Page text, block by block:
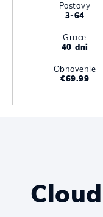
Postavy
3-64
Grace
40 dni
Obnovenie
€69.99
Cloud